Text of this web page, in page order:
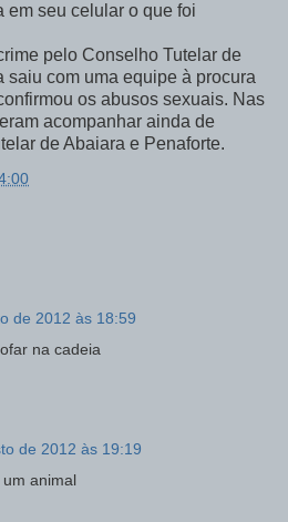
em seu celular o que foi
pelo Conselho Tutelar de
saiu com uma equipe à procura
os abusos sexuais. Nas
acompanhar ainda de
de Abaiara e Penaforte.
de 2012 às 18:59
na cadeia
de 2012 às 19:19
animal